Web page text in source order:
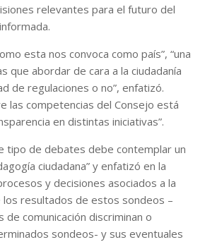
relevantes para el futuro del
esta nos convoca como país”, “una
que abordar de cara a la ciudadanía
de regulaciones o no”, enfatizó.
las competencias del Consejo está
en distintas iniciativas”.
tipo de debates debe contemplar un
ciudadana” y enfatizó en la
y decisiones asociados a la
los resultados de estos sondeos –
de comunicación discriminan o
sondeos- y sus eventuales